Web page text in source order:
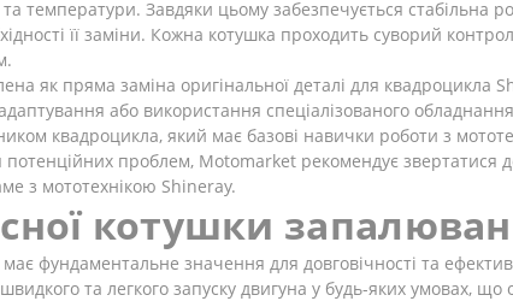
температури. Завдяки цьому забезпечується стабільна
її заміни. Кожна котушка проходить суворий
як пряма заміна оригінальної деталі для квадроцикла
або використання спеціалізованого
квадроцикла, який має базові навички роботи з
проблем, Motomarket рекомендує звертатися
з мототехнікою Shineray.
котушки
фундаментальне значення для довговічності та
та легкого запуску двигуна у будь-яких умовах,